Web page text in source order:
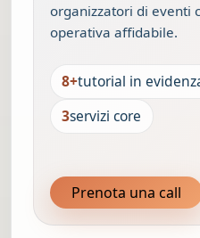
organizzatori di eventi
operativa affidabile.
8+tutorial in
3servizi core
Prenota una call